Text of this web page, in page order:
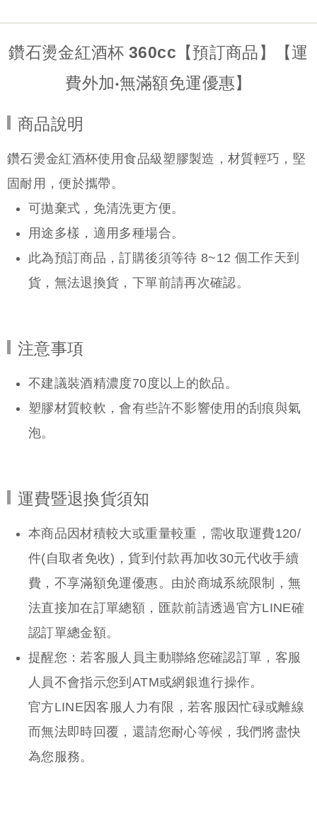
鑽石燙金紅酒杯 360cc【預訂商品】【運
費外加‧無滿額免運優惠】
商品說明
鑽石燙金紅酒杯使用食品級塑膠製造，材質輕巧，堅
固耐用，便於攜帶。
可拋棄式，免清洗更方便。
用途多樣，適用多種場合。
此為預訂商品，訂購後須等待 8~12 個工作天到
貨，無法退換貨，下單前請再次確認。
注意事項
不建議裝酒精濃度70度以上的飲品。
塑膠材質較軟，會有些許不影響使用的刮痕與氣
泡。
運費暨退換貨須知
本商品